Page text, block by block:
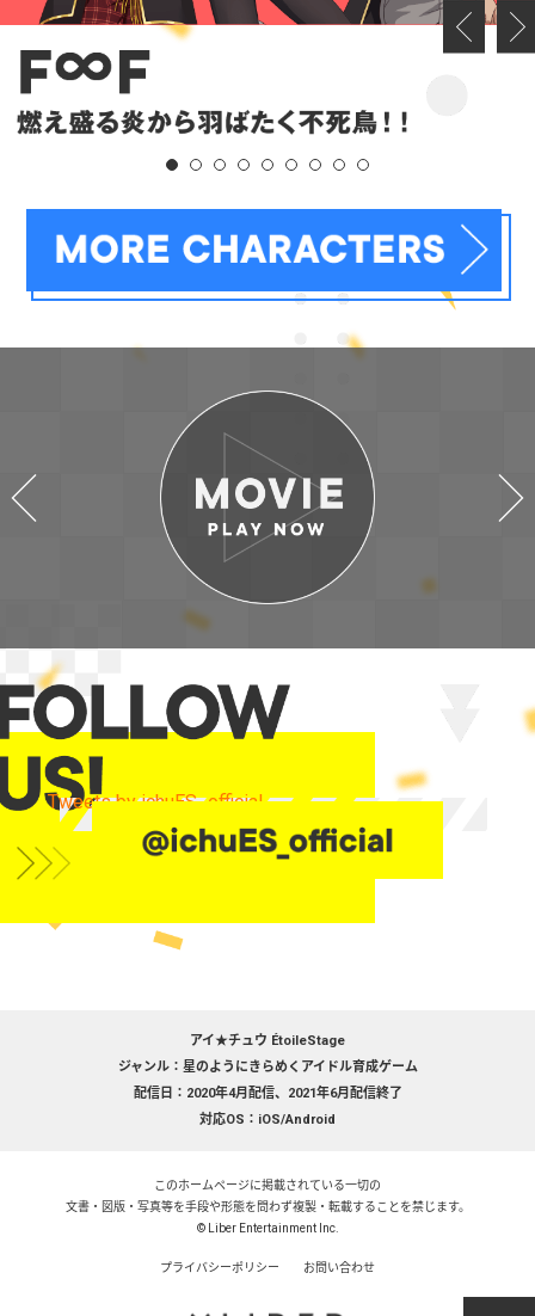
Tweets by ichuES_official
アイ★チュウ ÉtoileStage
ジャンル：星のようにきらめくアイドル育成ゲーム
配信日：2020年4月配信、2021年6月配信終了
対応OS：iOS/Android
このホームページに掲載されている一切の
文書・図版・写真等を手段や形態を問わず複製・転載することを禁じます。
© Liber Entertainment Inc.
プライバシーポリシー お問い合わせ